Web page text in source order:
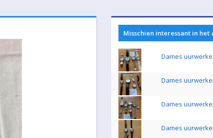
Misschien interessant in het
Dames
Dames
Dames
Dames